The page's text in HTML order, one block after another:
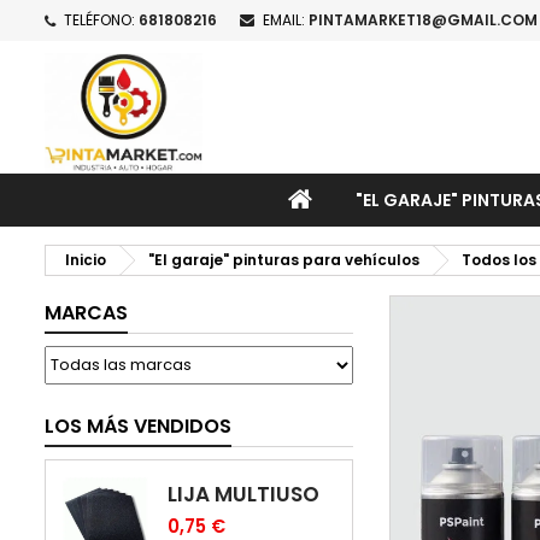
TELÉFONO: 681808216 EMAIL: PINTAMARKET18@GMAIL.COM
INICIO"EL GARAJE"
Inicio "El garaje" pinturas para vehículos Todos
MARCAS
LOS MÁS VENDIDOS
LIJA MULTIUSO
0,75 €